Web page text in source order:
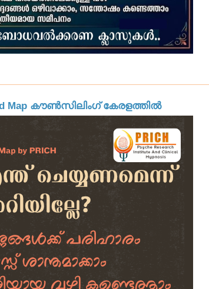
Map കൗൺസിലിംഗ് കേരളത്തിൽ